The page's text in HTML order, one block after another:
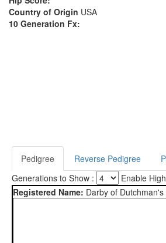
Country of Origin USA
10 Generation Fx:
Pedigree
Reverse Pedigree
Generations to Show :
Enable
Registered Name: Darby of Dutchman's